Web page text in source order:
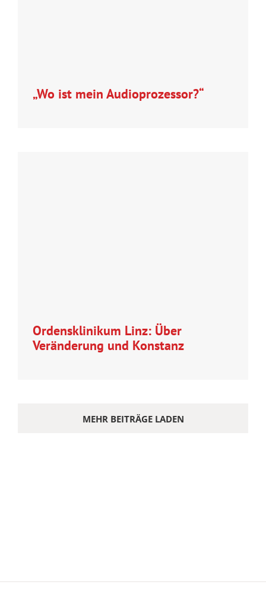
„Wo ist mein Audioprozessor?“
Ordensklinikum Linz: Über
Veränderung und Konstanz
MEHR BEITRÄGE LADEN